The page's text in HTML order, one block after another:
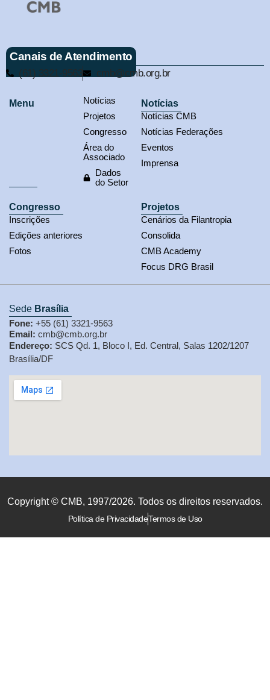
Canais de Atendimento
(61) 3321-9563 cmb@cmb.org.br
Menu
Notícias
Projetos
Congresso
Área do
Associado
Dados
do Setor
Notícias
Notícias CMB
Notícias Federações
Eventos
Imprensa
Congresso
Inscrições
Edições anteriores
Fotos
Projetos
Cenários da Filantropia
Consolida
CMB Academy
Focus DRG Brasil
Sede Brasília
Fone: +55 (61) 3321-9563
Email: cmb@cmb.org.br
Endereço: SCS Qd. 1, Bloco I, Ed. Central, Salas 1202/1207
Brasília/DF
Copyright © CMB, 1997/2026. Todos os direitos reservados.
Política de PrivacidadeTermos de Uso